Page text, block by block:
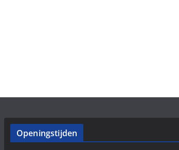
Openingstijden